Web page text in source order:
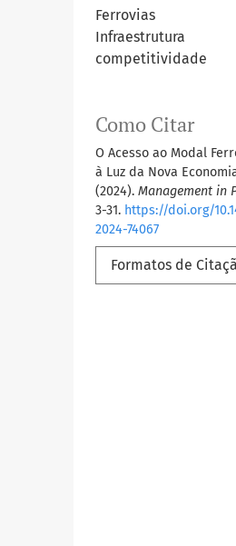
Ferrovias
Infraestrutura
competitividade
Como Citar
O Acesso ao Modal
à Luz da Nova
(2024). Management in
3-31. https://doi.org/
2024-74067
Formatos de